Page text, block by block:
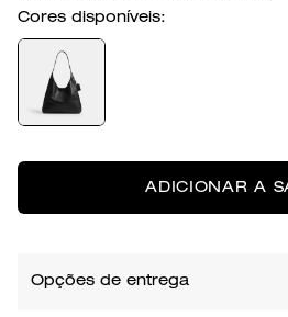
Cores disponíveis:
ADICIONAR A
Opções de entrega